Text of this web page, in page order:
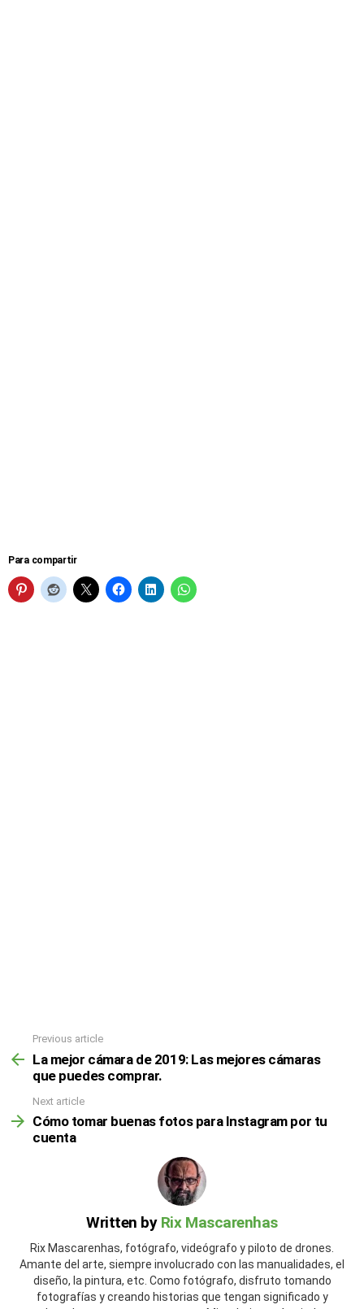
Para compartir
Previous article
La mejor cámara de 2019: Las mejores cámaras
que puedes comprar.
Next article
Cómo tomar buenas fotos para Instagram por tu
cuenta
Written by Rix Mascarenhas
Rix Mascarenhas, fotógrafo, videógrafo y piloto de drones.
Amante del arte, siempre involucrado con las manualidades, el
diseño, la pintura, etc. Como fotógrafo, disfruto tomando
fotografías y creando historias que tengan significado y